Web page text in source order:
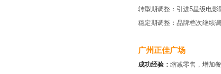
转型期调整：引进5星级电
稳定期调整：品牌档次继续
广州正佳广场
成功经验： 缩减零售，增加